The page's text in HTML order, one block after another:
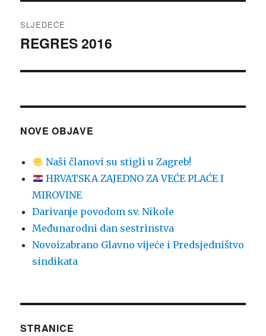
SLJEDEĆE
Sljedeća
REGRES 2016
NOVE OBJAVE
Naši članovi su stigli u Zagreb!
HRVATSKA ZAJEDNO ZA VEĆE PLAĆE I
MIROVINE
Darivanje povodom sv. Nikole
Međunarodni dan sestrinstva
Novoizabrano Glavno vijeċe i Predsjedništvo
sindikata
STRANICE